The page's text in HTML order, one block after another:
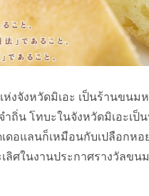
ห่งจังหวัดมิเอะ เป็นร้านขนม
ำถิ่น โทบะในจังหวัดมิเอะเป็
เดอแลนก็เหมือนกับเปลือกห
ลิศในงานประกาศรางวัลข